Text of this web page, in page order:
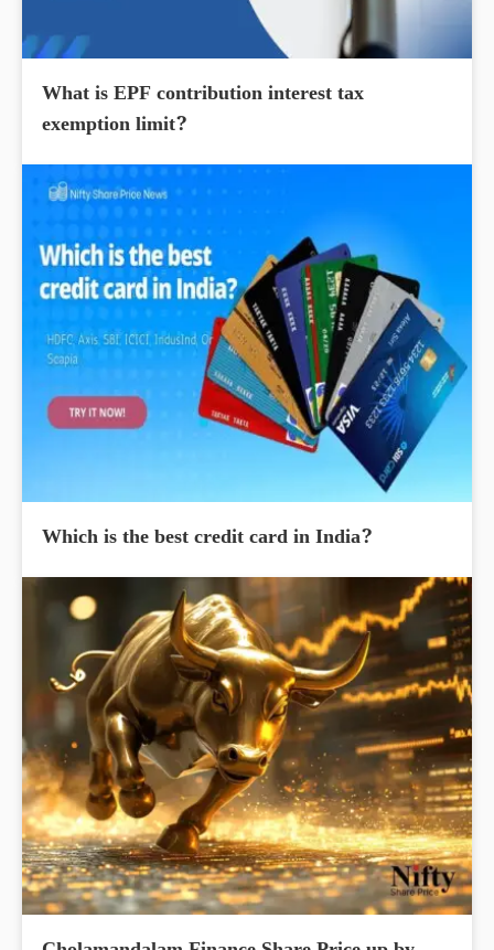
What is EPF contribution interest tax
exemption limit?
Which is the best credit card in India?